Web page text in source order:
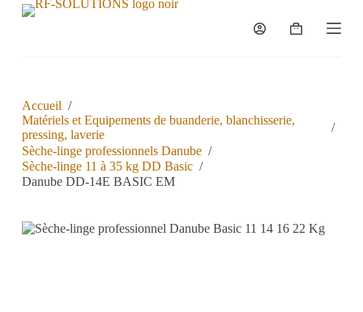
P
u
o
u
Accueil /
Matériels et Equipements de buanderie, blanchisserie,
pressing, laverie
/
Sèche-linge professionnels Danube /
Sèche-linge 11 à 35 kg DD Basic /
Danube DD-14E BASIC EM